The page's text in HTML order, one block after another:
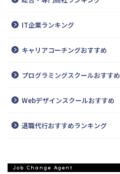
IT企業ランキング
キャリアコーチングおすすめ
プログラミングスクールおすすめ
Webデザインスクールおすすめ
退職代行おすすめランキング